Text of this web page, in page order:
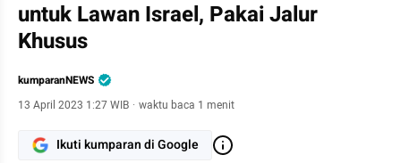
untuk Lawan Israel, Pakai Jalur
Khusus
kumparanNEWS
13 April 2023 1:27 WIB · waktu baca 1 menit
Ikuti kumparan di Google